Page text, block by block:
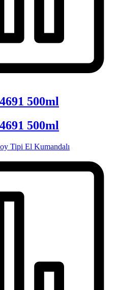
500ml
500ml